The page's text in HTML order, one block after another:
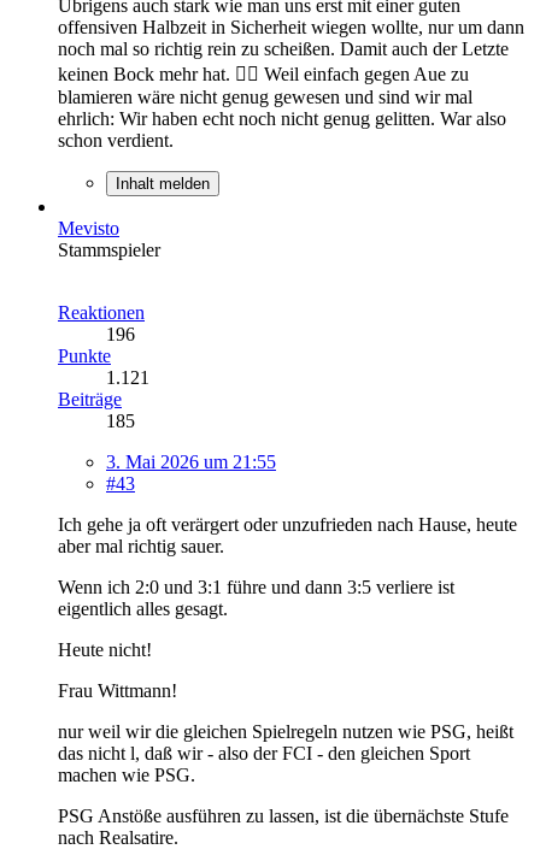
Übrigens auch stark wie man uns erst mit einer guten
offensiven Halbzeit in Sicherheit wiegen wollte, nur um dann
noch mal so richtig rein zu scheißen. Damit auch der Letzte
keinen Bock mehr hat. 👍🏼 Weil einfach gegen Aue zu
blamieren wäre nicht genug gewesen und sind wir mal
ehrlich: Wir haben echt noch nicht genug gelitten. War also
schon verdient.
Inhalt melden
Mevisto
Stammspieler
Reaktionen
196
Punkte
1.121
Beiträge
185
3. Mai 2026 um 21:55
#43
Ich gehe ja oft verärgert oder unzufrieden nach Hause, heute
aber mal richtig sauer.
Wenn ich 2:0 und 3:1 führe und dann 3:5 verliere ist
eigentlich alles gesagt.
Heute nicht!
Frau Wittmann!
nur weil wir die gleichen Spielregeln nutzen wie PSG, heißt
das nicht l, daß wir - also der FCI - den gleichen Sport
machen wie PSG.
PSG Anstöße ausführen zu lassen, ist die übernächste Stufe
nach Realsatire.